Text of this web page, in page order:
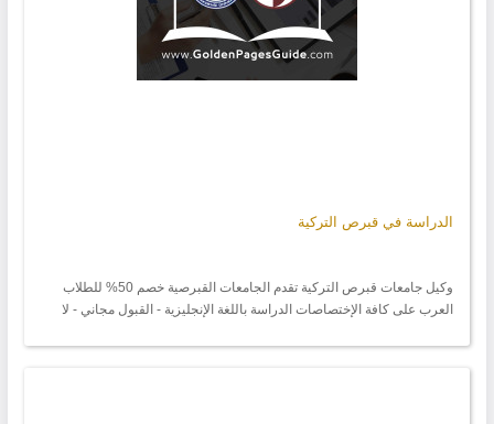
الدراسة في قبرص التركية
وكيل جامعات قبرص التركية تقدم الجامعات القبرصية خصم 50% للطلاب
العرب على كافة الإختصاصات الدراسة باللغة الإنجليزية - القبول مجاني - لا